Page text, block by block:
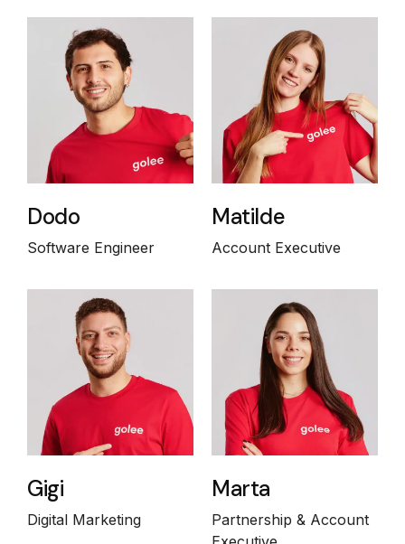
Dodo
Software Engineer
Matilde
Account Executive
Gigi
Digital Marketing
Marta
Partnership & Account